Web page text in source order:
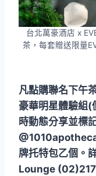
台北萬豪酒店 x
茶，每套贈送限量
凡點購聯名下午
豪華明星體驗組
時動態分享並
牌托特包乙個。
Lounge